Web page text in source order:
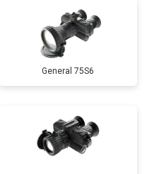
General 75S6